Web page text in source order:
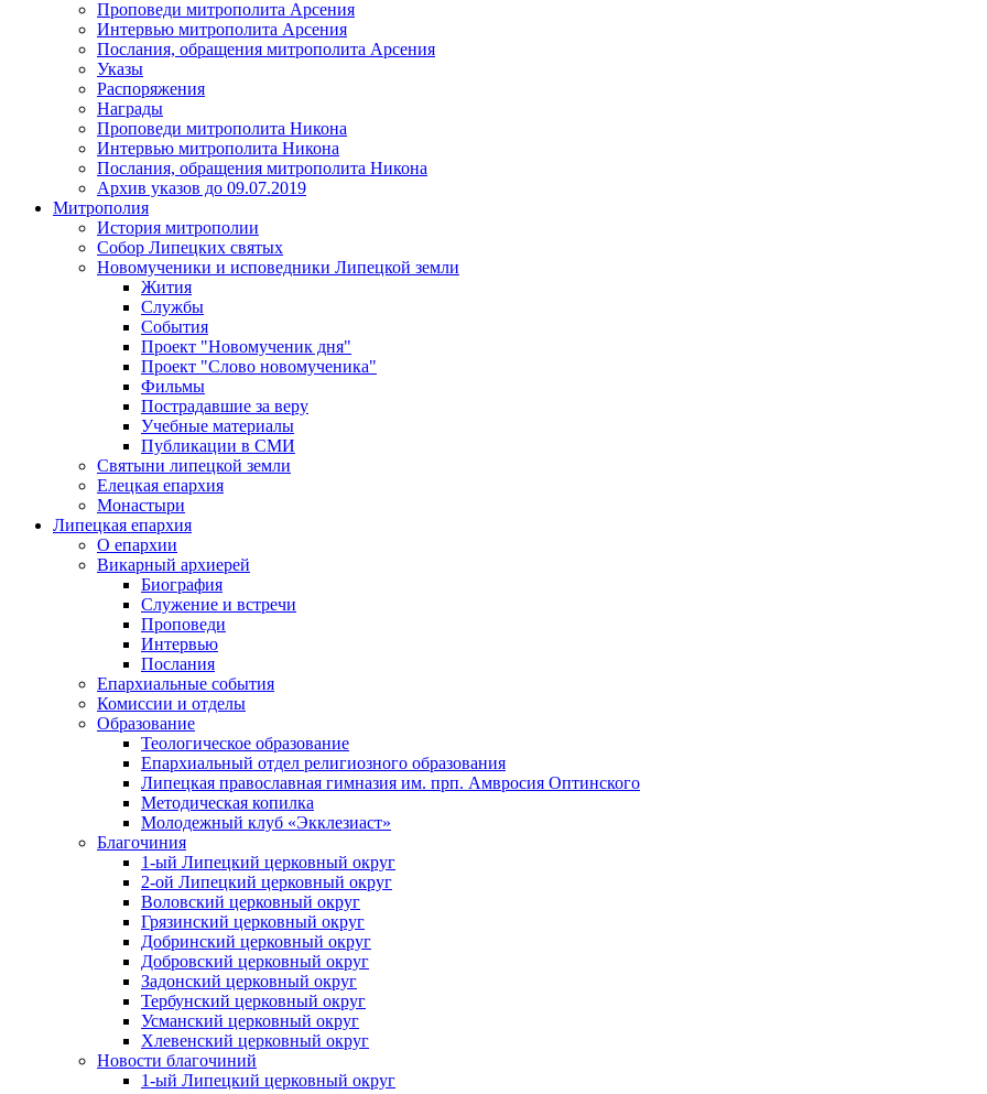
Проповеди митрополита Арсения
Интервью митрополита Арсения
Послания, обращения митрополита Арсения
Указы
Распоряжения
Награды
Проповеди митрополита Никона
Интервью митрополита Никона
Послания, обращения митрополита Никона
Архив указов до 09.07.2019
Митрополия
История митрополии
Собор Липецких святых
Новомученики и исповедники Липецкой земли
Жития
Службы
События
Проект "Новомученик дня"
Проект "Слово новомученика"
Фильмы
Пострадавшие за веру
Учебные материалы
Публикации в СМИ
Святыни липецкой земли
Елецкая епархия
Монастыри
Липецкая епархия
О епархии
Викарный архиерей
Биография
Служение и встречи
Проповеди
Интервью
Послания
Епархиальные события
Комиссии и отделы
Образование
Теологическое образование
Епархиальный отдел религиозного образования
Липецкая православная гимназия им. прп. Амвросия Оптинского
Методическая копилка
Молодежный клуб «Экклезиаст»
Благочиния
1-ый Липецкий церковный округ
2-ой Липецкий церковный округ
Воловский церковный округ
Грязинский церковный округ
Добринский церковный округ
Добровский церковный округ
Задонский церковный округ
Тербунский церковный округ
Усманский церковный округ
Хлевенский церковный округ
Новости благочиний
1-ый Липецкий церковный округ